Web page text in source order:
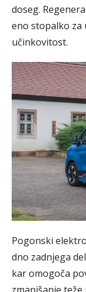
doseg.
eno stopalko za
učinkovitost.
Pogonski
dno zadnjega
kar omogoča